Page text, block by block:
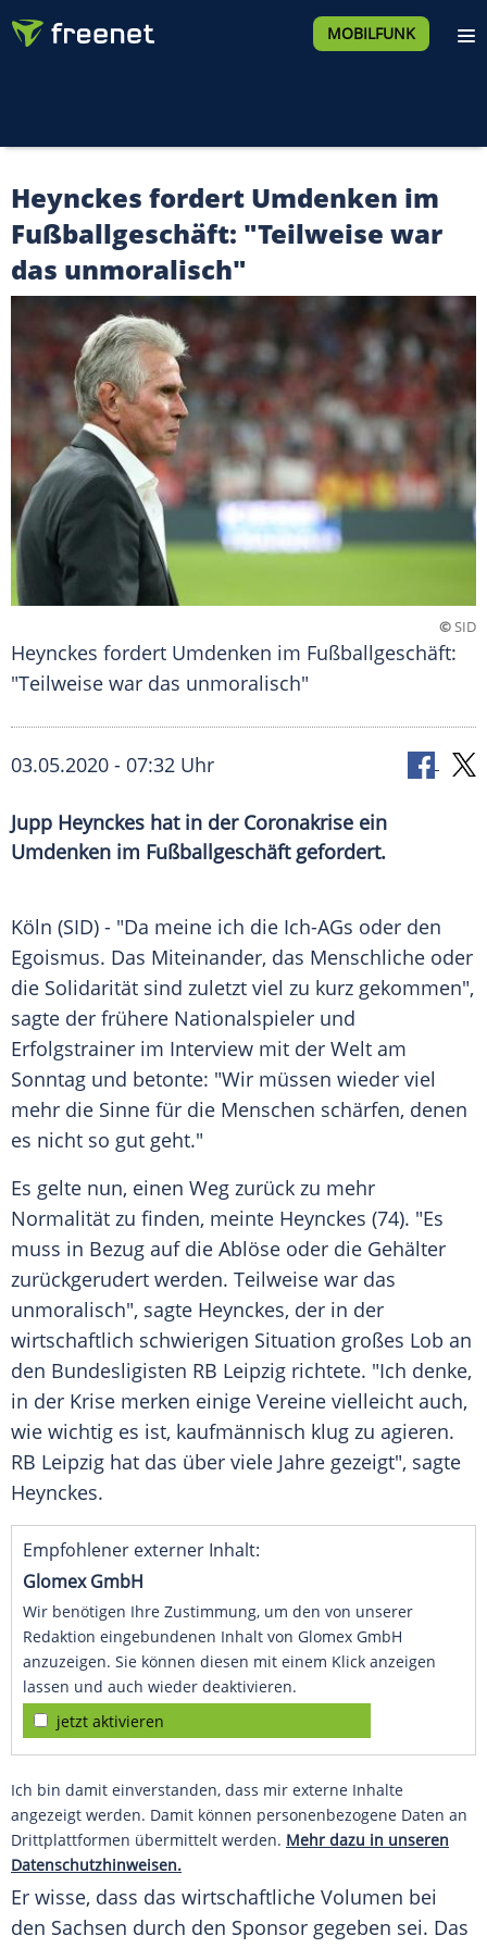
MOBILFUNK
Heynckes fordert Umdenken im
Fußballgeschäft: "Teilweise war
das unmoralisch"
©SID
Heynckes fordert Umdenken im Fußballgeschäft:
"Teilweise war das unmoralisch"
03.05.2020 - 07:32 Uhr
Jupp Heynckes hat in der Coronakrise ein
Umdenken im Fußballgeschäft gefordert.
Köln (SID) - "Da meine ich die Ich-AGs oder den
Egoismus. Das Miteinander, das Menschliche oder
die Solidarität sind zuletzt viel zu kurz gekommen",
sagte der frühere Nationalspieler und
Erfolgstrainer im Interview mit der Welt am
Sonntag und betonte: "Wir müssen wieder viel
mehr die Sinne für die Menschen schärfen, denen
es nicht so gut geht."
Es gelte nun, einen Weg zurück zu mehr
Normalität zu finden, meinte Heynckes (74). "Es
muss in Bezug auf die Ablöse oder die Gehälter
zurückgerudert werden. Teilweise war das
unmoralisch", sagte Heynckes, der in der
wirtschaftlich schwierigen Situation großes Lob an
den Bundesligisten RB Leipzig richtete. "Ich denke,
in der Krise merken einige Vereine vielleicht auch,
wie wichtig es ist, kaufmännisch klug zu agieren.
RB Leipzig hat das über viele Jahre gezeigt", sagte
Heynckes.
Empfohlener externer Inhalt:
Glomex GmbH
Wir benötigen Ihre Zustimmung, um den von unserer
Redaktion eingebundenen Inhalt von Glomex GmbH
anzuzeigen. Sie können diesen mit einem Klick anzeigen
lassen und auch wieder deaktivieren.
jetzt aktivieren
Ich bin damit einverstanden, dass mir externe Inhalte
angezeigt werden. Damit können personenbezogene Daten an
Drittplattformen übermittelt werden. Mehr dazu in unseren
Datenschutzhinweisen.
Er wisse, dass das wirtschaftliche Volumen bei
den Sachsen durch den Sponsor gegeben sei. Das